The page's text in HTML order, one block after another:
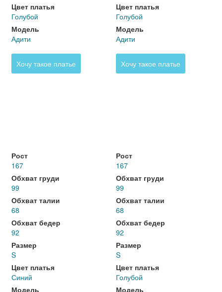
Цвет платья
Голубой
Модель
Адити
Хочу такое платье
Цвет платья
Голубой
Модель
Адити
Хочу такое платье
Рост
167
Обхват груди
99
Обхват талии
68
Обхват бедер
92
Размер
S
Цвет платья
Синий
Модель
Рост
167
Обхват груди
99
Обхват талии
68
Обхват бедер
92
Размер
S
Цвет платья
Голубой
Модель